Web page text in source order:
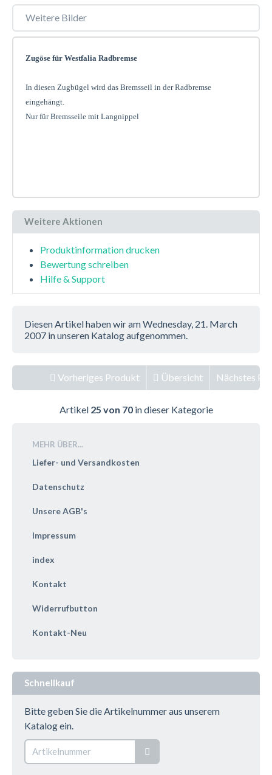
Weitere Bilder
Zugöse für Westfalia Radbremse
In diesen Zugbügel wird das Bremsseil in der Radbremse
eingehängt.
Nur für Bremsseile mit Langnippel
Weitere Aktionen
Produktinformation drucken
Bewertung schreiben
Hilfe & Support
Diesen Artikel haben wir am Wednesday, 21. March
2007 in unseren Katalog aufgenommen.
Vorheriges Produkt Übersicht Nächstes
Artikel 25 von 70in dieser Kategorie
MEHR ÜBER...
Liefer- und Versandkosten
Datenschutz
Unsere AGB's
Impressum
index
Kontakt
Widerrufbutton
Kontakt-Neu
Schnellkauf
Bitte geben Sie die Artikelnummer aus unserem
Katalog ein.